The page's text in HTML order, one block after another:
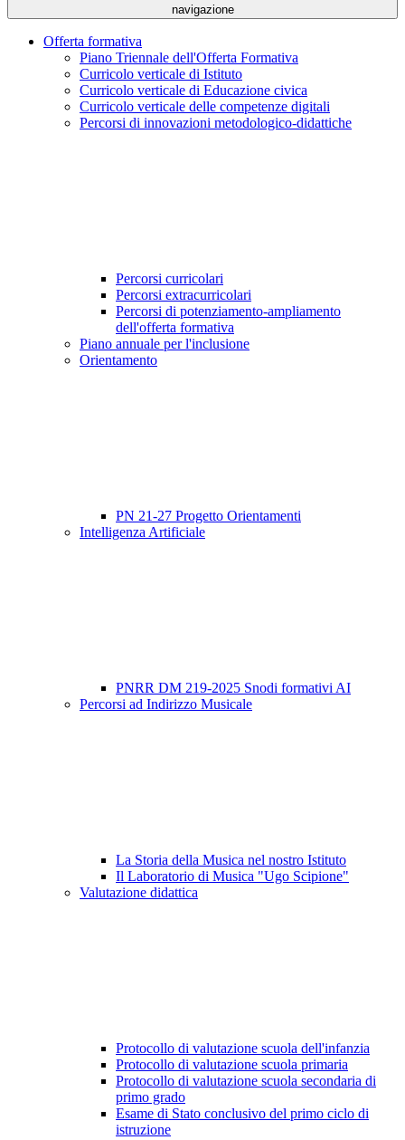
navigazione
Offerta formativa
Piano Triennale dell'Offerta Formativa
Curricolo verticale di Istituto
Curricolo verticale di Educazione civica
Curricolo verticale delle competenze digitali
Percorsi di innovazioni metodologico-didattiche
Percorsi curricolari
Percorsi extracurricolari
Percorsi di potenziamento-ampliamento
dell'offerta formativa
Piano annuale per l'inclusione
Orientamento
PN 21-27 Progetto Orientamenti
Intelligenza Artificiale
PNRR DM 219-2025 Snodi formativi AI
Percorsi ad Indirizzo Musicale
La Storia della Musica nel nostro Istituto
Il Laboratorio di Musica "Ugo Scipione"
Valutazione didattica
Protocollo di valutazione scuola dell'infanzia
Protocollo di valutazione scuola primaria
Protocollo di valutazione scuola secondaria di
primo grado
Esame di Stato conclusivo del primo ciclo di
istruzione